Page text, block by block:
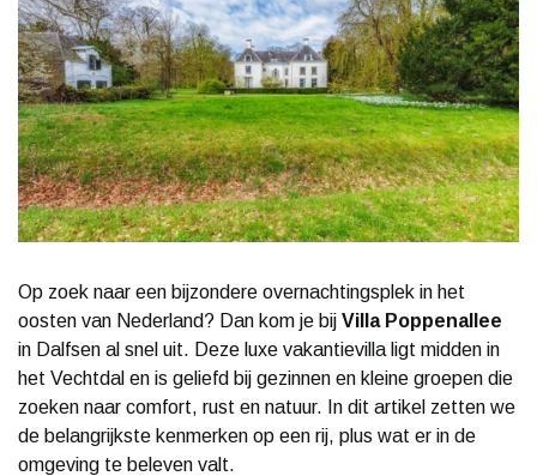
Op zoek naar een bijzondere overnachtingsplek in het
oosten van Nederland? Dan kom je bij Villa Poppenallee
in Dalfsen al snel uit. Deze luxe vakantievilla ligt midden in
het Vechtdal en is geliefd bij gezinnen en kleine groepen die
zoeken naar comfort, rust en natuur. In dit artikel zetten we
de belangrijkste kenmerken op een rij, plus wat er in de
omgeving te beleven valt.